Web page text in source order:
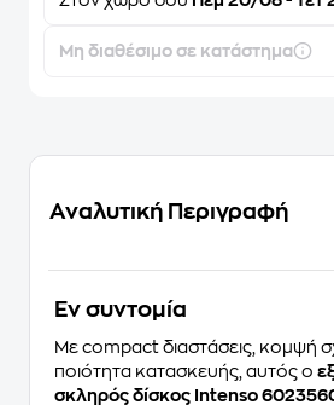
Μη διαθέσιμο σε κατάστημα
Αναλυτική Περιγραφή
Eν συντομία
Με compact διαστάσεις, κομψή
ποιότητα κατασκευής, αυτός ο
σκληρός δίσκος Intenso